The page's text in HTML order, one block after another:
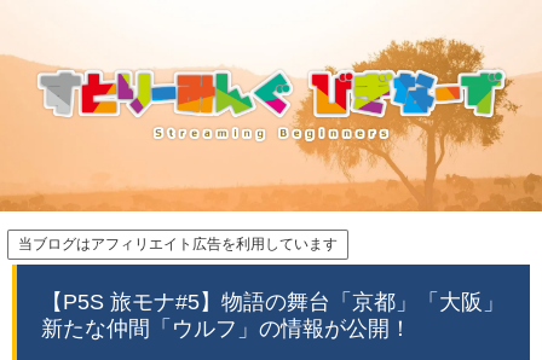
当ブログはアフィリエイト広告を利用しています
【P5S 旅モナ#5】物語の舞台「京都」「大阪」
新たな仲間「ウルフ」の情報が公開！